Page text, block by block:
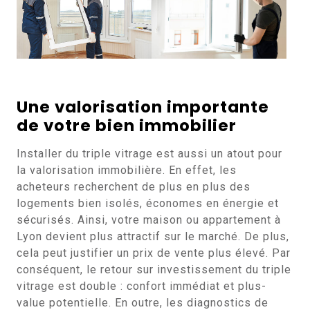
Une valorisation importante
de votre bien immobilier
Installer du triple vitrage est aussi un atout pour
la valorisation immobilière. En effet, les
acheteurs recherchent de plus en plus des
logements bien isolés, économes en énergie et
sécurisés. Ainsi, votre maison ou appartement à
Lyon devient plus attractif sur le marché. De plus,
cela peut justifier un prix de vente plus élevé. Par
conséquent, le retour sur investissement du triple
vitrage est double : confort immédiat et plus-
value potentielle. En outre, les diagnostics de